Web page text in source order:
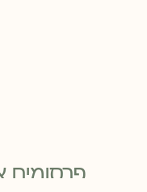
פרסומים